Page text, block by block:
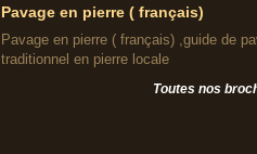
Pavage en pierre ( français)
Pavage en pierre ( français) ,guide de
traditionnel en pierre locale
Toutes nos